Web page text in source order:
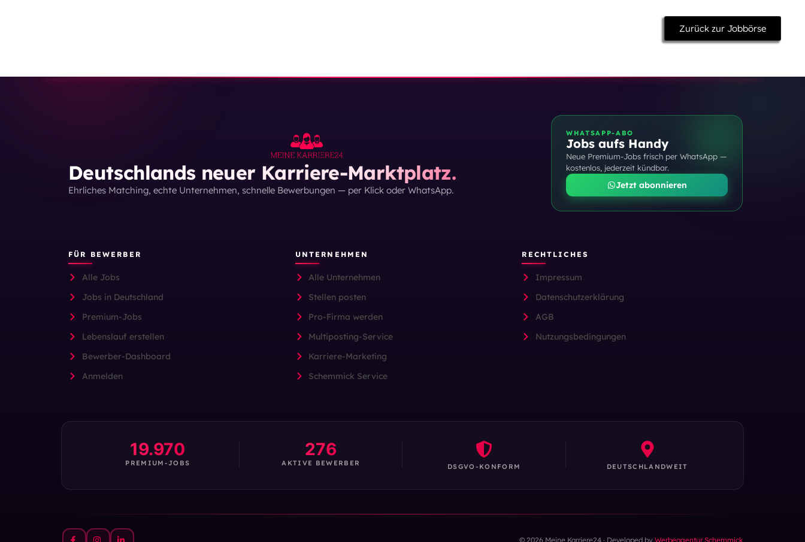
Zurück zur Jobbörse
Deutschlands neuer Karriere-Marktplatz.
Ehrliches Matching, echte Unternehmen, schnelle Bewerbungen — per Klick oder WhatsApp.
WHATSAPP-ABO
Jobs aufs Handy
Neue Premium-Jobs frisch per WhatsApp —
kostenlos, jederzeit kündbar.
Jetzt abonnieren
FÜR BEWERBER
Alle Jobs
Jobs in Deutschland
Premium-Jobs
Lebenslauf erstellen
Bewerber-Dashboard
Anmelden
UNTERNEHMEN
Alle Unternehmen
Stellen posten
Pro-Firma werden
Multiposting-Service
Karriere-Marketing
Schemmick Service
RECHTLICHES
Impressum
Datenschutzerklärung
AGB
Nutzungsbedingungen
19.970
PREMIUM-JOBS
276
AKTIVE BEWERBER DSGVO-KONFORM DEUTSCHLANDWEIT
© 2026 Meine Karriere24 · Developed by Werbeagentur Schemmick